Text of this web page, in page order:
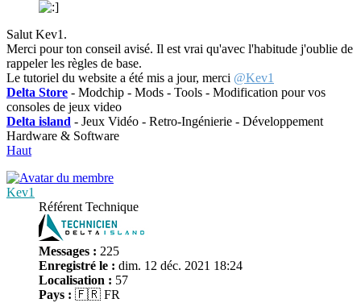
Salut Kev1.
Merci pour ton conseil avisé. Il est vrai qu'avec l'habitude j'oublie de
rappeler les règles de base.
Le tutoriel du website a été mis a jour, merci @Kev1
Delta Store - Modchip - Mods - Tools - Modification pour vos
consoles de jeux video
Delta island - Jeux Vidéo - Retro-Ingénierie - Développement
Hardware & Software
Haut
Kev1
Référent Technique
Messages : 225
Enregistré le : dim. 12 déc. 2021 18:24
Localisation : 57
Pays : 🇫🇷 FR